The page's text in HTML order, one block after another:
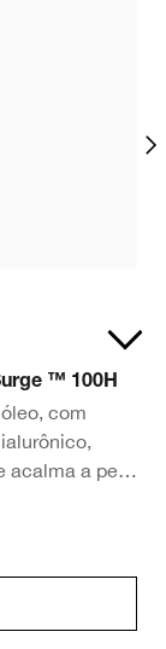
™ 100H
com
acalma a pele